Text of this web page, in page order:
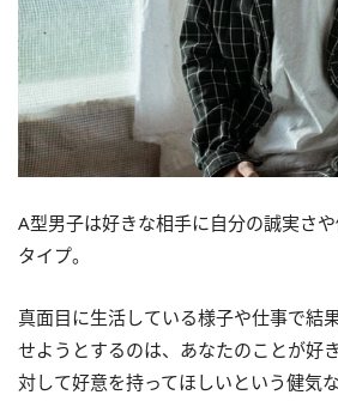
A型男子は好きな相手に自分の誠実さ
タイプ。
真面目に生活している様子や仕事で結
せようとするのは、あなたのことが好
対して好意を持ってほしいという健気